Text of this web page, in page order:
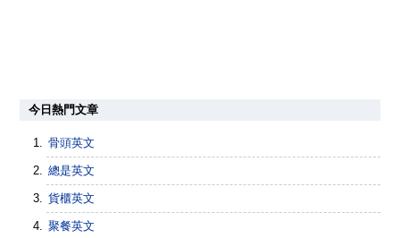
今日熱門文章
骨頭英文
總是英文
貨櫃英文
聚餐英文